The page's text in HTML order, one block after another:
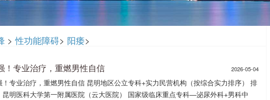
>性功能障碍> 阳痿>
2026-05-04
！专业治疗，重燃男性自信
专业治疗，重燃男性自信 昆明地区公立专科+实力民营机构（按综合实力排序） 排
明医科大学第一附属医院（云大医院） 国家级临床重点专科—泌尿外科+男科中